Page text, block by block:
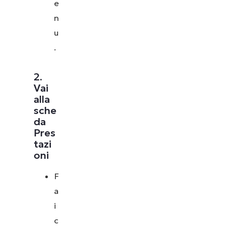
e
n
u
.
2.
Vai
alla
sche
da
Pres
tazi
oni
F
a
i
c